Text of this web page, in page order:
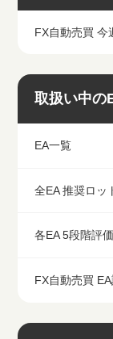
FX自動売買 今
取扱い中の
EA一覧
全EA 推奨ロッ
各EA 5段階評
FX自動売買